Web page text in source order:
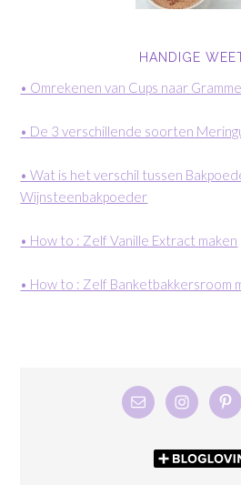
HANDIGE
• Omrekenen van Cups naar
• De 3 verschillende soorten
• Wat is het verschil tussen
Wijnsteenbakpoeder
• How to : Zelf Vanille Extract maken
• How to : Zelf Banketbakkersroom